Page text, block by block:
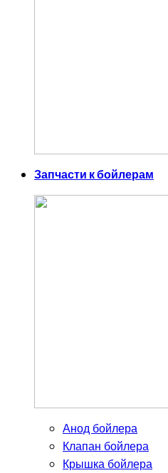
Запчасти к бойлерам
Анод бойлера
Клапан бойлера
Крышка бойлера